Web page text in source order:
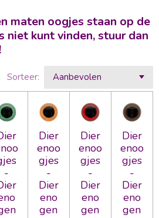
maten oogjes staan op de
niet kunt vinden, stuur dan
Sorteer:
-
Dier
enoo
gjes
-
Dier
eno
gen
Dier
enoo
gjes
-
Dier
eno
gen
Dier
enoo
gjes
-
Dier
eno
gen